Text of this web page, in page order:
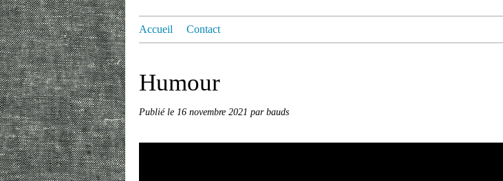
Accueil Contact
Humour
Publié le 16 novembre 2021 par bauds